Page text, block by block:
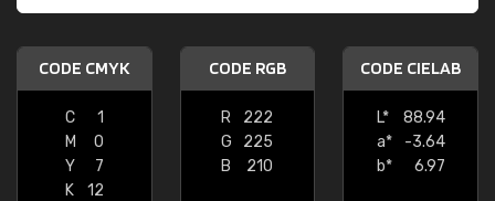
CODE CMYK
C
1
M
0
Y
7
K
12
CODE RGB
R
222
G
225
B
210
CODE CIELAB
L*
88.94
a*
-3.64
b*
6.97